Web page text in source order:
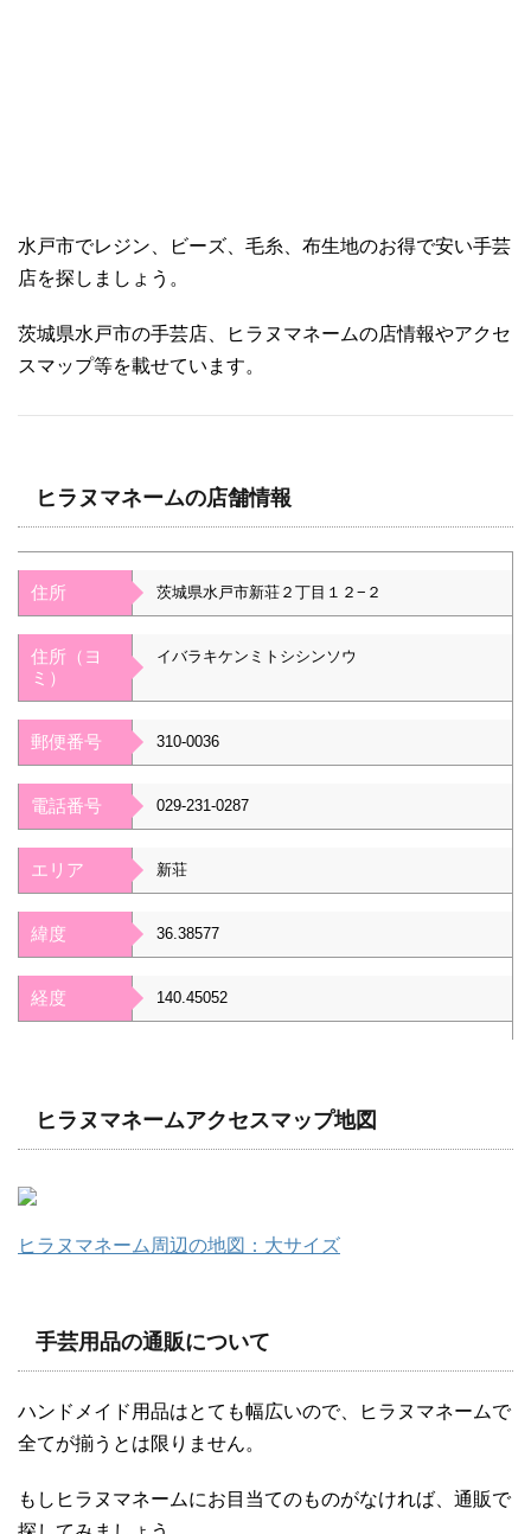
水戸市でレジン、ビーズ、毛糸、布生地のお得で安い手芸
店を探しましょう。
茨城県水戸市の手芸店、ヒラヌマネームの店情報やアクセ
スマップ等を載せています。
ヒラヌマネームの店舗情報
住所 茨城県水戸市新荘２丁目１２−２
住所（ヨ
ミ）
イバラキケンミトシシンソウ
郵便番号 310-0036
電話番号 029-231-0287
エリア 新荘
緯度 36.38577
経度 140.45052
ヒラヌマネームアクセスマップ地図
ヒラヌマネーム周辺の地図：大サイズ
手芸用品の通販について
ハンドメイド用品はとても幅広いので、ヒラヌマネームで
全てが揃うとは限りません。
もしヒラヌマネームにお目当てのものがなければ、通販で